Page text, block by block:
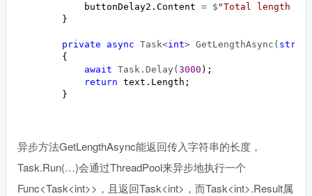
            buttonDelay2.Content
= $ "Total length is
        }
private async Task<int> GetLengthAsync( string
        {
await Task.Delay( 3000 );
return text.Length;
        }
异步方法GetLengthAsync能返回传入字符串的长度，
Task.Run(…)会通过ThreadPool来异步地执行一个
Func<Task<int>>，且返回Task<int>，而Task<int>.Result属